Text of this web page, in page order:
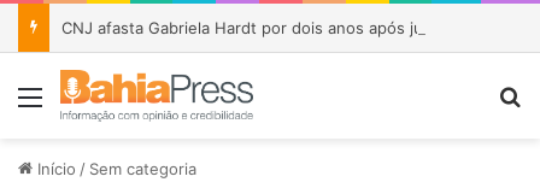
Menu
Início / Sem categoria